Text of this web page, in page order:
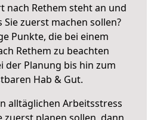
nach Rethem steht an und
Sie zuerst machen sollen?
Punkte, die bei einem
Rethem zu beachten
der Planung bis hin zum
Hab & Gut.
alltäglichen Arbeitsstress